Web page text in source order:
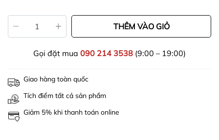
THÊM VÀO GIỎ
Gọi đặt mua 090 214 3538 (9:00 – 19:00)
Giao hàng toàn quốc
Tích điểm tất cả sản phẩm
Giảm 5% khi thanh toán online